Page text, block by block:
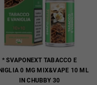
* SVAPONEXT TABACCO E
0 MG MIX&VAPE 10 ML
IN CHUBBY 30